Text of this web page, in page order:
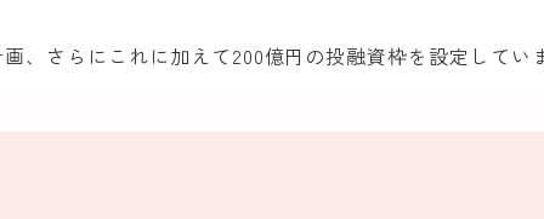
らにこれに加えて200億円の投融資枠を設定し